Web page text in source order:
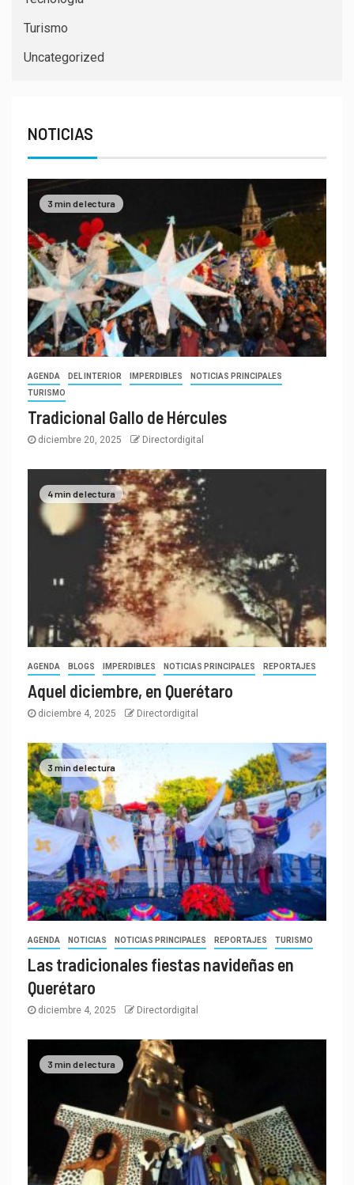
Turismo
Uncategorized
NOTICIAS
3 min de lectura
AGENDA DEL INTERIOR IMPERDIBLES
NOTICIAS PRINCIPALES
TURISMO
Tradicional Gallo de Hércules
diciembre 20, 2025 Directordigital
4 min de lectura
AGENDA BLOGS IMPERDIBLES NOTICIAS PRINCIPALES REPORTAJES
Aquel diciembre, en Querétaro
diciembre 4, 2025 Directordigital
3 min de lectura
AGENDA NOTICIAS NOTICIAS PRINCIPALES REPORTAJES TURISMO
Las tradicionales fiestas navideñas en
Querétaro
diciembre 4, 2025 Directordigital
3 min de lectura